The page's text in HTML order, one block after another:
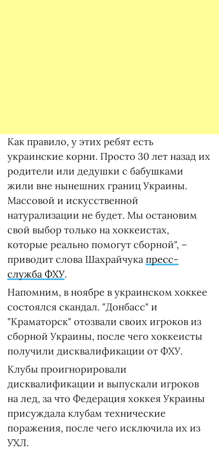
Как правило, у этих ребят есть
украинские корни. Просто 30 лет назад их
родители или дедушки с бабушками
жили вне нынешних границ Украины.
Массовой и искусственной
натурализации не будет. Мы остановим
свой выбор только на хоккеистах,
которые реально помогут сборной", –
приводит слова Шахрайчука пресс-
служба ФХУ.
Напомним, в ноябре в украинском хоккее
состоялся скандал. "Донбасс" и
"Краматорск" отозвали своих игроков из
сборной Украины, после чего хоккеисты
получили дисквалификации от ФХУ.
Клубы проигнорировали
дисквалификации и выпускали игроков
на лед, за что Федерация хоккея Украины
присуждала клубам технические
поражения, после чего исключила их из
УХЛ.